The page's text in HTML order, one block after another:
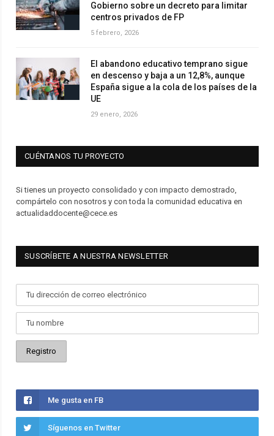
Gobierno sobre un decreto para limitar
centros privados de FP
5 febrero, 2026
El abandono educativo temprano sigue
en descenso y baja a un 12,8%, aunque
España sigue a la cola de los países de la
UE
29 enero, 2026
CUÉNTANOS TU PROYECTO
Si tienes un proyecto consolidado y con impacto demostrado,
compártelo con nosotros y con toda la comunidad educativa en
actualidaddocente@cece.es
SUSCRÍBETE A NUESTRA NEWSLETTER
Me gusta en FB
Síguenos en Twitter